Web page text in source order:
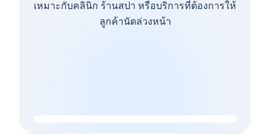
เหมาะกับคลินิก ร้านสปา หรือบริการที่ต้องการให้
ลูกค้านัดล่วงหน้า